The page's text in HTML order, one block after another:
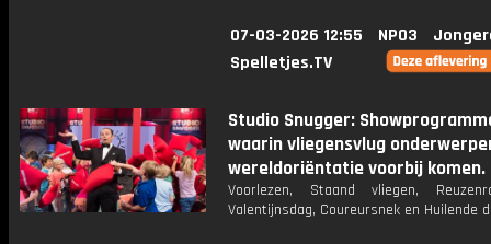
07-03-2026 12:55 NPO3
Spelletjes.TV
Studio Snugger:
waarin vliegensvlug
wereldoriëntatie voorbij komen.
Voorlezen, Staand vliegen,
Valentijnsdag, Coureursnek en Huilende